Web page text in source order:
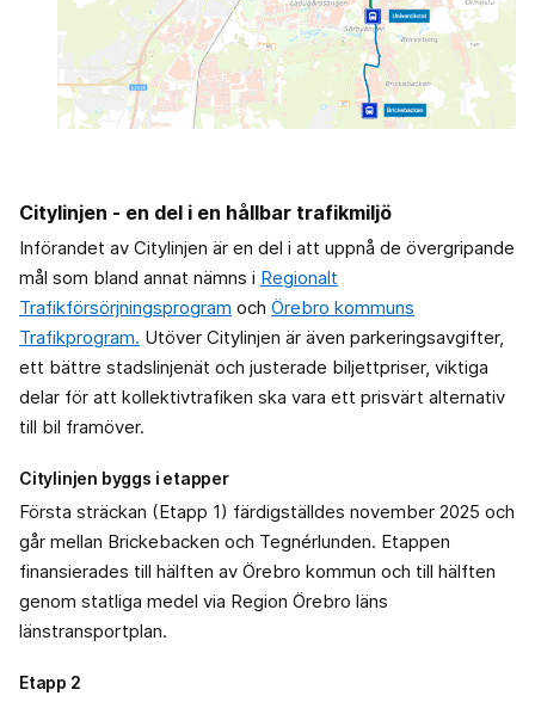
Citylinjen - en del i en hållbar trafikmiljö
Införandet av Citylinjen är en del i att uppnå de övergripande
mål som bland annat nämns i Regionalt
Trafikförsörjningsprogram och Örebro kommuns
Trafikprogram. Utöver Citylinjen är även parkeringsavgifter,
ett bättre stadslinjenät och justerade biljettpriser, viktiga
delar för att kollektivtrafiken ska vara ett prisvärt alternativ
till bil framöver.
Citylinjen byggs i etapper
Första sträckan (Etapp 1) färdigställdes november 2025 och
går mellan Brickebacken och Tegnérlunden. Etappen
finansierades till hälften av Örebro kommun och till hälften
genom statliga medel via Region Örebro läns
länstransportplan.
Etapp 2